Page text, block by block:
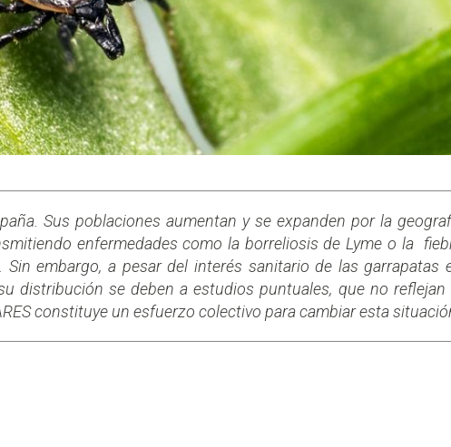
Sus poblaciones aumentan y se expanden por la
enfermedades como la borreliosis de Lyme o la
Sin embargo, a pesar del interés sanitario de las garrapatas
distribución se deben a estudios puntuales, que no reflejan
constituye un esfuerzo colectivo para cambiar esta